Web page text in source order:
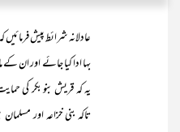
عادلانہ شرائط پیش
بہا ادا کیا جائے اور ان کے
یہ کہ قریش بنو بکر کی
تاکہ بنی خزاعہ اور